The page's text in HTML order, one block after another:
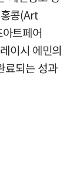
콩(Art
트페어
이시 에민의
료되는 성과